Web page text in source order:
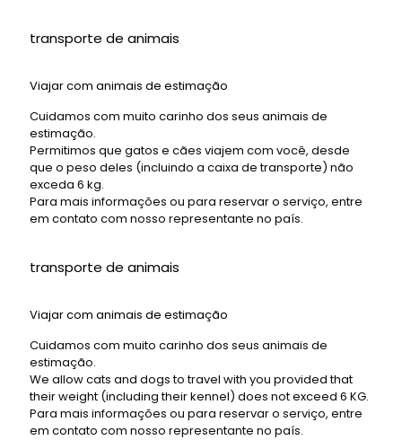
transporte de animais
Viajar com animais de estimação
Cuidamos com muito carinho dos seus animais de
estimação.
Permitimos que gatos e cães viajem com você, desde
que o peso deles (incluindo a caixa de transporte) não
exceda 6 kg.
Para mais informações ou para reservar o serviço, entre
em contato com nosso representante no país.
transporte de animais
Viajar com animais de estimação
Cuidamos com muito carinho dos seus animais de
estimação.
We allow cats and dogs to travel with you provided that
their weight (including their kennel) does not exceed 6 KG.
Para mais informações ou para reservar o serviço, entre
em contato com nosso representante no país.